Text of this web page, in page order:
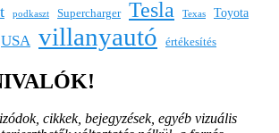
podkaszt Supercharger Tesla Texas
Toyota
USA villanyautó értékesítés
cikkek, bejegyzések, egyéb vizuális